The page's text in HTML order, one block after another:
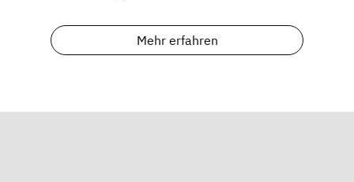
Mehr erfahren